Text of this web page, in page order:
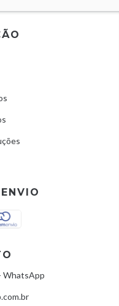
WhatsApp